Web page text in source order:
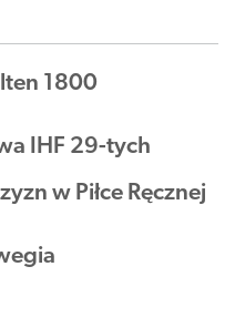
1800
IHF 29-tych
w Piłce Ręcznej